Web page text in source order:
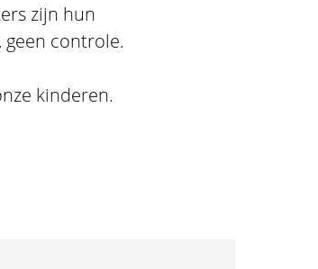
zijn hun
geen controle.
kinderen.